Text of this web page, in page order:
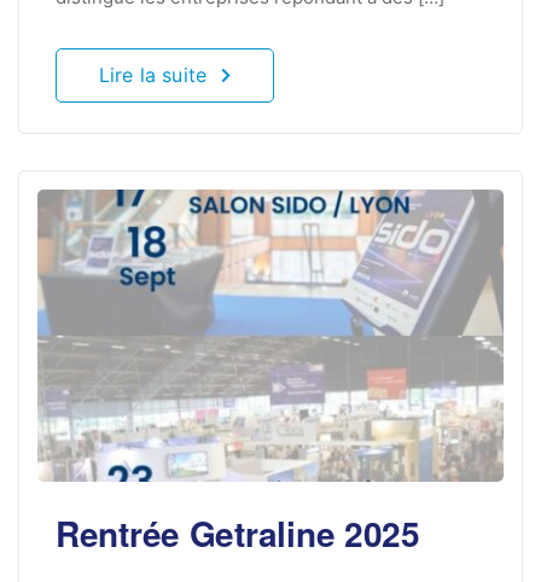
Lire la suite
Rentrée Getraline 2025